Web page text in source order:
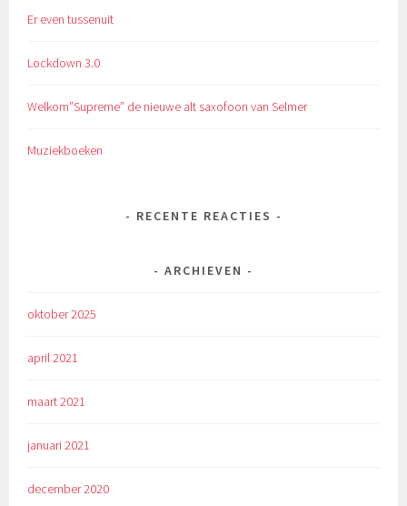
Er even tussenuit
Lockdown 3.0
Welkom”Supreme” de nieuwe alt saxofoon van Selmer
Muziekboeken
RECENTE REACTIES
ARCHIEVEN
oktober 2025
april 2021
maart 2021
januari 2021
december 2020